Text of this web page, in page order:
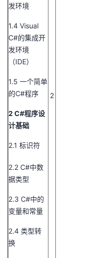
发环境
1.4 Visual
C#的集成开
发环境
（IDE）
1.5 一个简单
的C#程序
2 C#程序设
计基础
2.1 标识符
2.2 C#中数
据类型
2.3 C#中的
变量和常量
2.4 类型转
换
2